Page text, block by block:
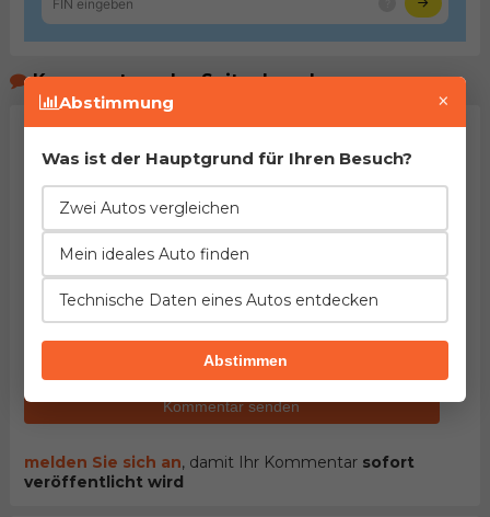
Kommentare der Seitenbeucher
HINWEIS:Pflichtfelder sind mit dem Stern (*)
gekennzeichnet. Mit dem Versenden des Kommentars
bestätigen SieNutzungsbedingungenunseres Portals
gelesen und akzeptiert zu haben.
Kommentar senden
melden Sie sich an, damit Ihr Kommentar sofort
veröffentlicht wird
Abstimmung ×
Was ist der Hauptgrund für Ihren Besuch?
Zwei Autos vergleichen
Mein ideales Auto finden
Technische Daten eines Autos entdecken
Abstimmen